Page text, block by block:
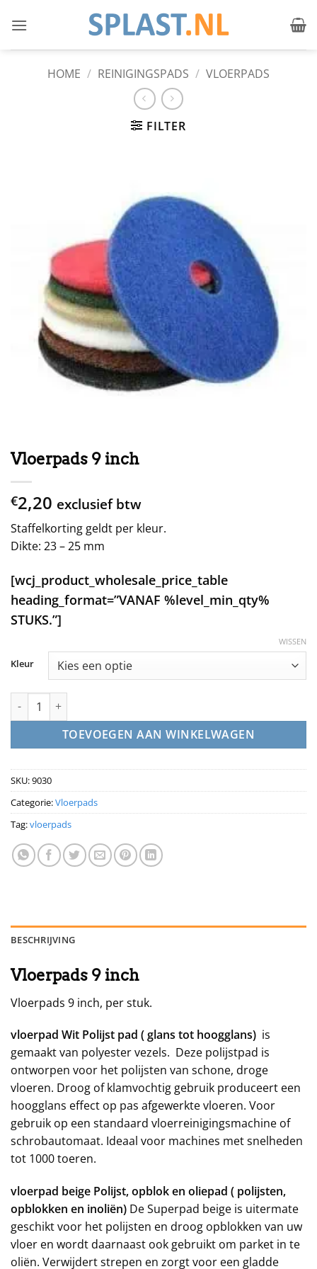
naar
HOME / REINIGINGSPADS / VLOERPADS
FILTER
Vloerpads 9 inch
€2,20 exclusief btw
Staffelkorting geldt per kleur.
Dikte: 23 – 25 mm
[wcj_product_wholesale_price_table
heading_format=”VANAF %level_min_qty%
STUKS.”]
Kleur
WISSEN
Vloerpads 9 inch aantal
TOEVOEGEN AAN WINKELWAGEN
SKU:9030
Categorie:Vloerpads
Tag:vloerpads
BESCHRIJVING
Vloerpads 9 inch
Vloerpads 9 inch, per stuk.
vloerpad Wit Polijst pad ( glans tot hoogglans) is
gemaakt van polyester vezels. Deze polijstpad is
ontworpen voor het polijsten van schone, droge
vloeren. Droog of klamvochtig gebruik produceert een
hoogglans effect op pas afgewerkte vloeren. Voor
gebruik op een standaard vloerreinigingsmachine of
schrobautomaat. Ideaal voor machines met snelheden
tot 1000 toeren.
vloerpad beige Polijst, opblok en oliepad ( polijsten,
opblokken en inoliën) De Superpad beige is uitermate
geschikt voor het polijsten en droog opblokken van uw
vloer en wordt daarnaast ook gebruikt om parket in te
oliën. Verwijdert strepen en zorgt voor een gladde